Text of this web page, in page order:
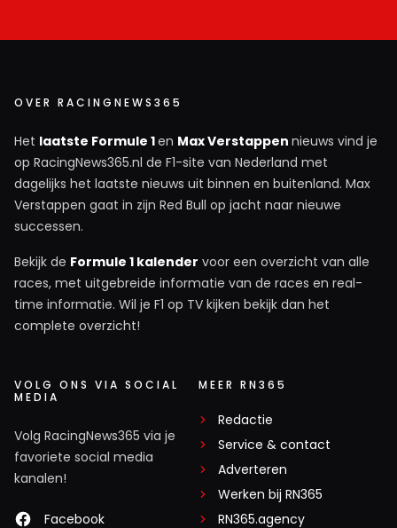
OVER RACINGNEWS365
Het laatste Formule 1en Max Verstappen nieuws vind je
op RacingNews365.nl de F1-site van Nederland met
dagelijks het laatste nieuws uit binnen en buitenland. Max
Verstappen gaat in zijn Red Bull op jacht naar nieuwe
successen.
Bekijk de Formule 1 kalender voor een overzicht van alle
races, met uitgebreide informatie van de races en real-
time informatie. Wil je F1 op TV kijken bekijk dan het
complete overzicht!
VOLG ONS VIA SOCIAL
MEDIA
Volg RacingNews365 via je
favoriete social media
kanalen!
Facebook
MEER RN365
Redactie
Service & contact
Adverteren
Werken bij RN365
RN365.agency